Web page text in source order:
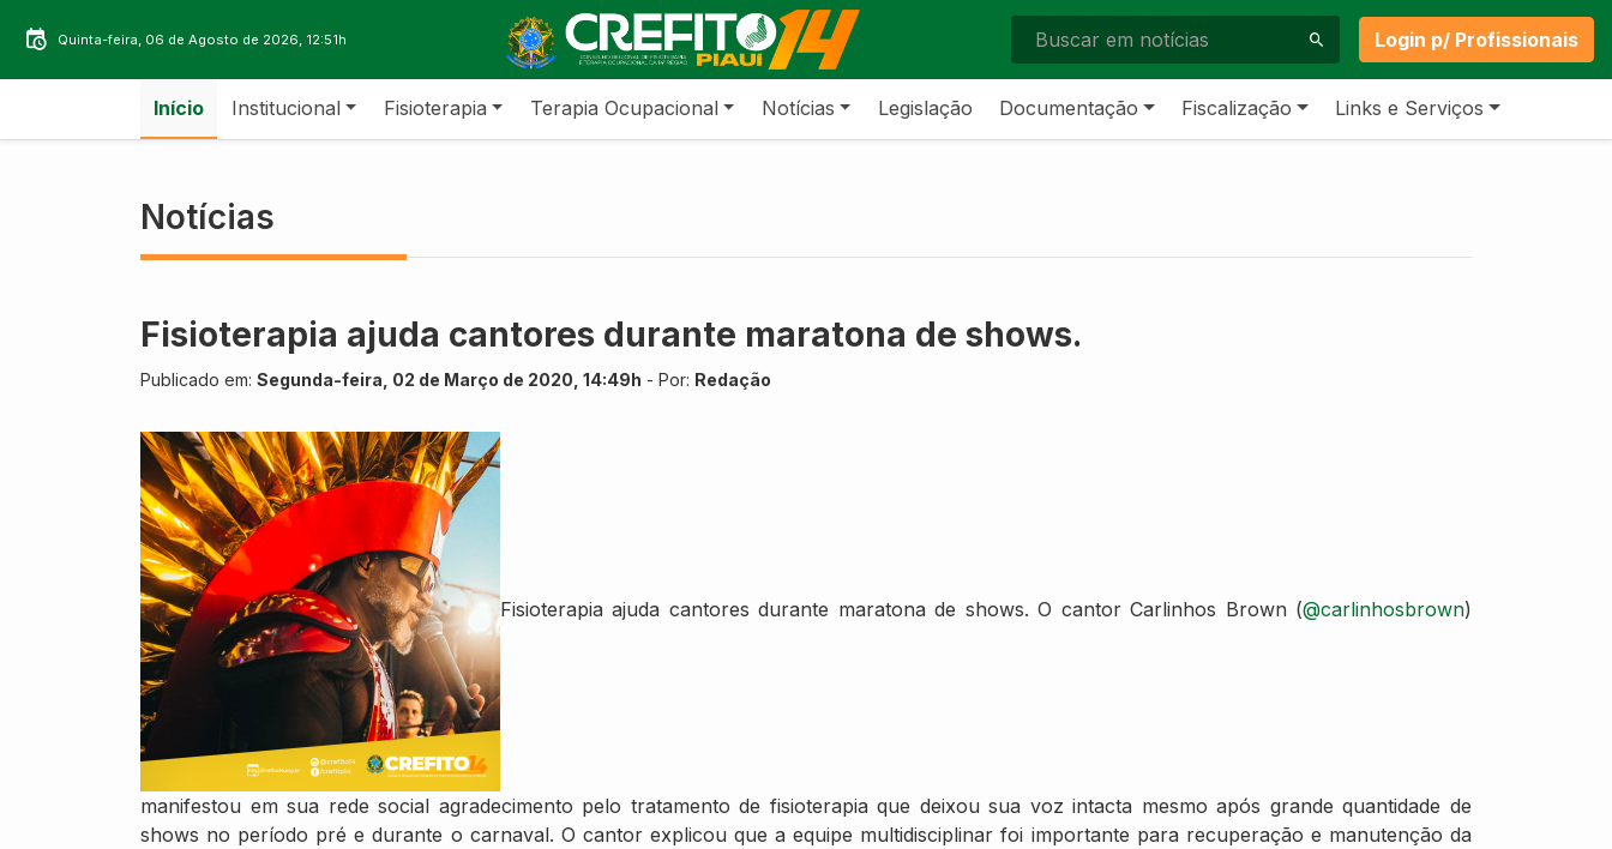
Quinta-feira, 06 de Agosto de 2026, 12:51h Login p/ Profissionais
Início Institucional Fisioterapia Terapia Ocupacional Notícias Legislação Documentação Fiscalização Links e Serviços
Notícias
Fisioterapia ajuda cantores durante maratona de shows.
Publicado em: Segunda-feira, 02 de Março de 2020, 14:49h - Por: Redação
Fisioterapia ajuda cantores durante maratona de shows. O cantor Carlinhos Brown (@carlinhosbrown)
manifestou em sua rede social agradecimento pelo tratamento de fisioterapia que deixou sua voz intacta mesmo após grande quantidade de
shows no período pré e durante o carnaval. O cantor explicou que a equipe multidisciplinar foi importante para recuperação e manutenção da